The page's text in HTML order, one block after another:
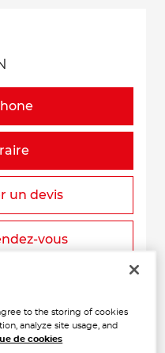
un devis
vous
to the storing of cookies
analyze site usage, and
de cookies